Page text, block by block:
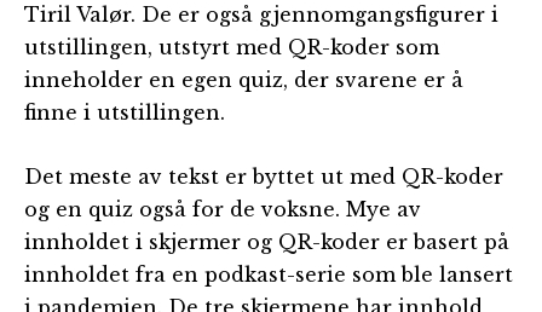
Tiril Valør. De er også gjennomgangsfigurer i
utstillingen, utstyrt med QR-koder som
inneholder en egen quiz, der svarene er å
finne i utstillingen.
Det meste av tekst er byttet ut med QR-koder
og en quiz også for de voksne. Mye av
innholdet i skjermer og QR-koder er basert på
innholdet fra en podkast-serie som ble lansert